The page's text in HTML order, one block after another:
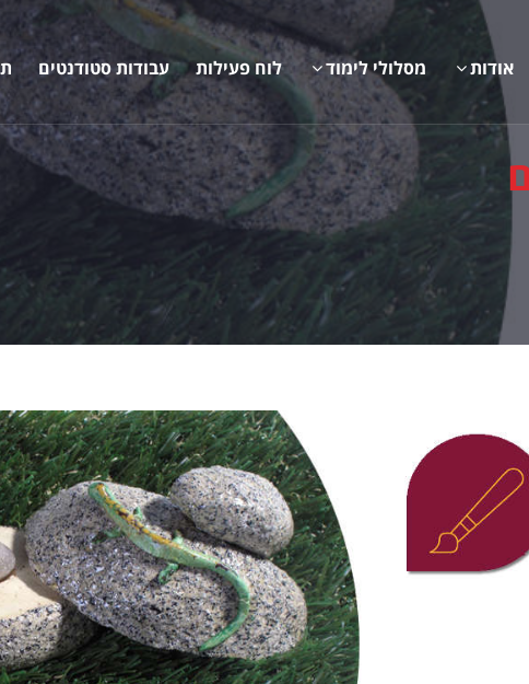
אודות מסלולי לימוד לוח פעילות עבודות סטודנטים